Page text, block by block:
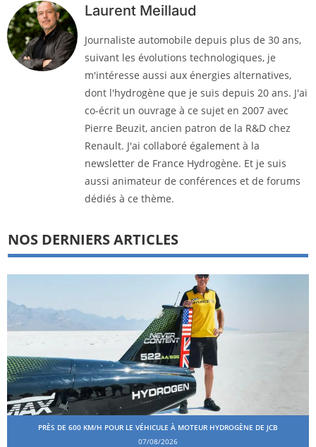
Laurent Meillaud
Journaliste automobile depuis plus de 30 ans,
suivant les évolutions technologiques, je
m'intéresse aussi aux énergies alternatives,
dont l'hydrogène que je suis depuis 20 ans. J'ai
co-écrit un ouvrage à ce sujet en 2007 avec
Pierre Beuzit, ancien patron de la R&D chez
Renault. J'ai collaboré également à la
newsletter de France Hydrogène. Et je suis
aussi animateur de conférences et de forums
dédiés à ce thème.
NOS DERNIERS ARTICLES
PRÈS DE 600 KM/H POUR LE VÉHICULE À MOTEUR HYDROGÈNE DE JCB
07/08/2026